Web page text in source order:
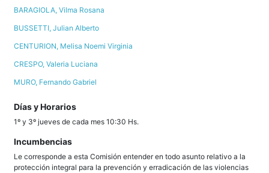
BARAGIOLA, Vilma Rosana
BUSSETTI, Julian Alberto
CENTURION, Melisa Noemi Virginia
CRESPO, Valeria Luciana
MURO, Fernando Gabriel
Días y Horarios
1º y 3º jueves de cada mes 10:30 Hs.
Incumbencias
Le corresponde a esta Comisión entender en todo asunto relativo a la
protección integral para la prevención y erradicación de las violencias